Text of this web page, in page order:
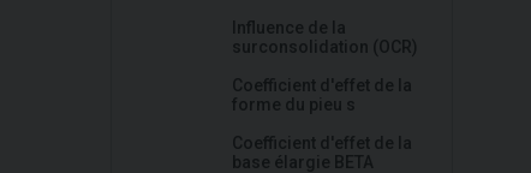
Influence de la
surconsolidation (OCR)
Coefficient d'effet de la
forme du pieu s
Coefficient d'effet de la
base élargie BETA